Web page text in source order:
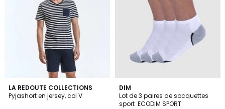
LA REDOUTE COLLECTIONS
Pyjashort en jersey, col V
4,6
/ 5
DIM
Lot de 3 paires de socquettes
sport ECODIM SPORT
4,7
/ 5
3
Couleurs